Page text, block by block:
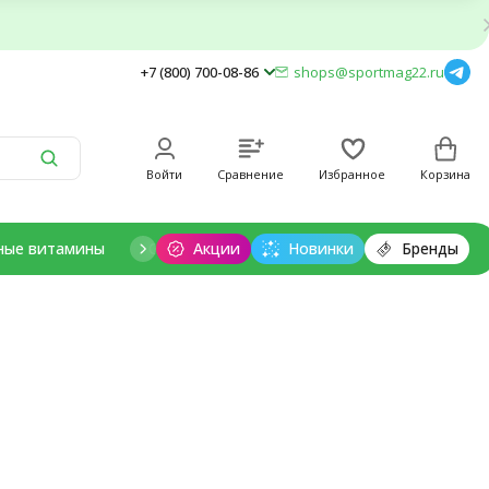
+7 (800) 700-08-86 shops@sportmag22.ru
Войти Сравнение Избранное Корзина
Акции Новинки Бренды
витамины Отдельные минералы Добавки для